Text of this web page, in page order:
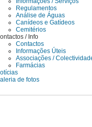
Regulamentos
Análise de Águas
Canídeos e Gatídeos
Cemitérios
/ Info
Contactos
Informações Úteis
Associações /
Farmácias
de fotos